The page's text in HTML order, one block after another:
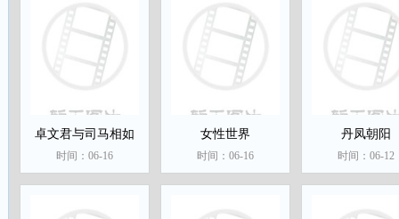
卓文君与司马相如
时间：06-16
女性世界
时间：06-16
丹凤朝阳
时间：06-12